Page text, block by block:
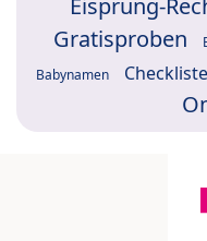
Gratisproben
Babynamen